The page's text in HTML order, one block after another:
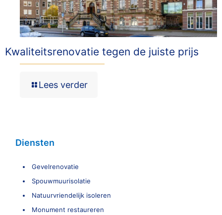
Kwaliteitsrenovatie tegen de juiste prijs
Lees verder
Diensten
Gevelrenovatie
Spouwmuurisolatie
Natuurvriendelijk isoleren
Monument restaureren